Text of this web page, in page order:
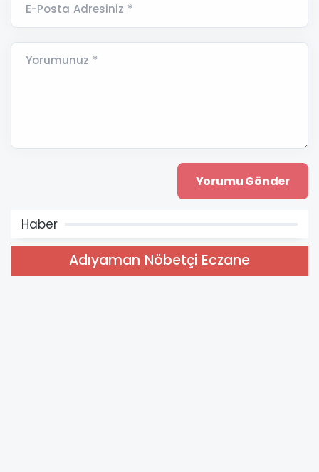
E-Posta Adresiniz *
Yorumunuz *
Haber
Adıyaman Nöbetçi Eczane